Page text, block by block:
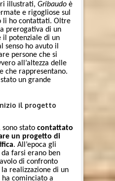
illustrati, Gribaudo è
e rigogliose sul
li ho contattati. Oltre
prerogativa di un
il potenziale di un
senso ho avuto il
persone che si
all’altezza delle
che rappresentano.
un grande
il progetto
sono stato contattato
un progetto di
. All’epoca gli
farsi erano ben
di confronto
realizzazione di un
cominciato a